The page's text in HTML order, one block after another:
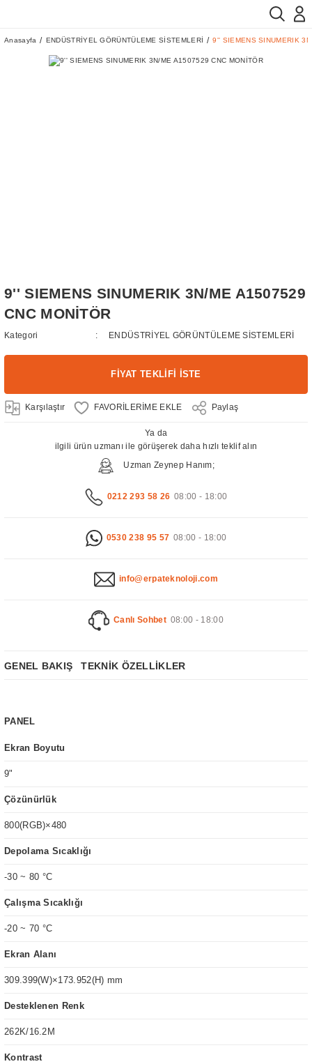
Anasayfa ENDÜSTRİYEL GÖRÜNTÜLEME SİSTEMLERİ 9'' SIEMENS SINUMERIK
9'' SIEMENS SINUMERIK 3N/ME A1507529
CNC MONİTÖR
Kategori ENDÜSTRİYEL GÖRÜNTÜLEME SİSTEMLERİ
FİYAT TEKLİFİ İSTE
Karşılaştır Paylaş
Ya da
ilgili ürün uzmanı ile görüşerek daha hızlı teklif alın
Uzman Zeynep Hanım;
0212 293 58 26 08:00 - 18:00
0530 238 95 57 08:00 - 18:00
info@erpateknoloji.com
Canlı Sohbet 08:00 - 18:00
GENEL BAKIŞ TEKNİK ÖZELLİKLER
PANEL
Ekran Boyutu
9"
Çözünürlük
800(RGB)×480
Depolama Sıcaklığı
-30 ~ 80 °C
Çalışma Sıcaklığı
-20 ~ 70 °C
Ekran Alanı
309.399(W)×173.952(H) mm
Desteklenen Renk
262K/16.2M
Kontrast